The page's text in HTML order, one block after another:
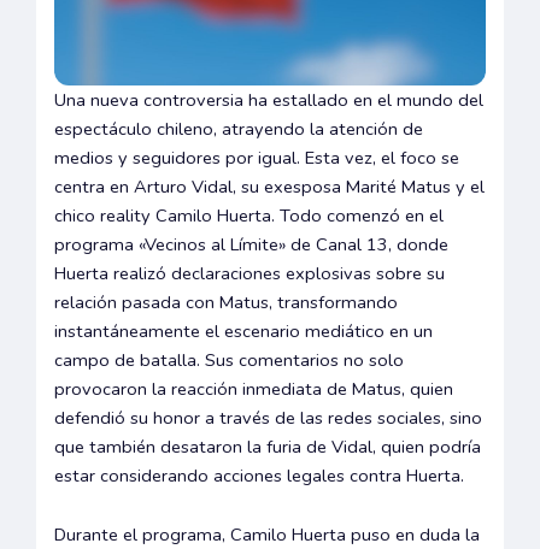
Una nueva controversia ha estallado en el mundo del
espectáculo chileno, atrayendo la atención de
medios y seguidores por igual. Esta vez, el foco se
centra en Arturo Vidal, su exesposa Marité Matus y el
chico reality Camilo Huerta. Todo comenzó en el
programa «Vecinos al Límite» de Canal 13, donde
Huerta realizó declaraciones explosivas sobre su
relación pasada con Matus, transformando
instantáneamente el escenario mediático en un
campo de batalla. Sus comentarios no solo
provocaron la reacción inmediata de Matus, quien
defendió su honor a través de las redes sociales, sino
que también desataron la furia de Vidal, quien podría
estar considerando acciones legales contra Huerta.
Durante el programa, Camilo Huerta puso en duda la